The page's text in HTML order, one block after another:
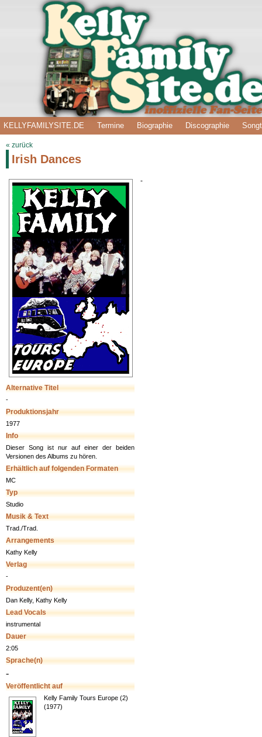
KELLYFAMILYSITE.DE Termine Biographie Discographie
« zurück
Irish Dances
Alternative Titel
-
Produktionsjahr
1977
Info
Dieser Song ist nur auf einer der beiden
Versionen des Albums zu hören.
Erhältlich auf folgenden Formaten
MC
Typ
Studio
Musik & Text
Trad./Trad.
Arrangements
Kathy Kelly
Verlag
-
Produzent(en)
Dan Kelly, Kathy Kelly
Lead Vocals
instrumental
Dauer
2:05
Sprache(n)
-
Veröffentlicht auf
Kelly Family Tours Europe (2)
(1977)
-